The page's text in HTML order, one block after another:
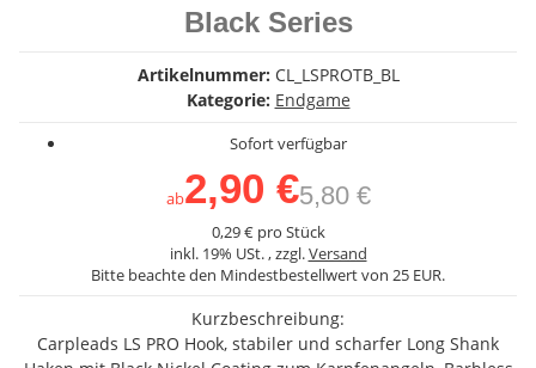
Black Series
Artikelnummer: CL_LSPROTB_BL
Kategorie: Endgame
Sofort verfügbar
ab2,90 €5,80 €
0,29 € pro Stück
inkl. 19% USt. , zzgl.Versand
Bitte beachte den Mindestbestellwert von 25 EUR.
Kurzbeschreibung:
Carpleads LS PRO Hook, stabiler und scharfer Long Shank